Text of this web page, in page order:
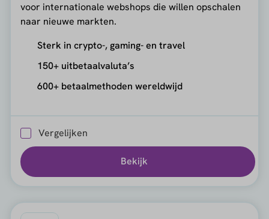
voor internationale webshops die willen opschalen
naar nieuwe markten.
Sterk in crypto-, gaming- en travel
150+ uitbetaalvaluta’s
600+ betaalmethoden wereldwijd
Vergelijken
Bekijk